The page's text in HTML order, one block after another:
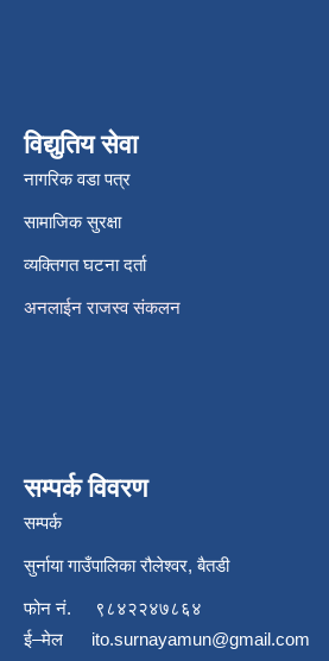
विद्युतिय सेवा
नागरिक वडा पत्र
सामाजिक सुरक्षा
व्यक्तिगत घटना दर्ता
अनलाईन राजस्व संकलन
सम्पर्क विवरण
सम्पर्क
सुर्नाया गाउँपालिका रौलेश्वर, बैतडी
फोन नं.
९८४२२४७८६४
ई–मेल ito.surnayamun@gmail.com